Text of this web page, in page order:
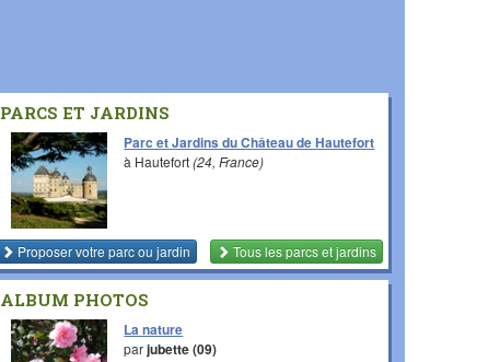
PARCS ET JARDINS
Parc et Jardins du Château de Hautefort
à Hautefort(24, France)
Proposer votre parc ou jardin Tous les parcs et jardins
ALBUM PHOTOS
La nature
parjubette (09)